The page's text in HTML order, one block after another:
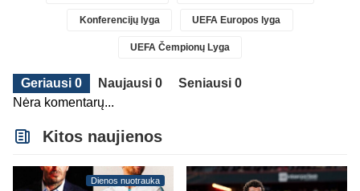
Konferencijų lyga UEFA Europos lyga
UEFA Čempionų Lyga
Geriausi 0 Naujausi 0
Seniausi 0
Nėra komentarų...
Kitos naujienos
Dienos nuotrauka